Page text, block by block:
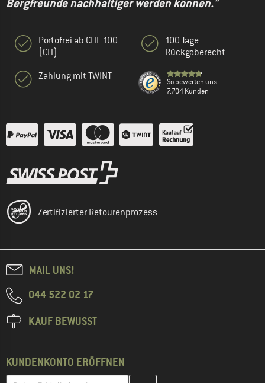
Bergfreunde nachhaltiger werden können."
Portofrei ab CHF 100
(CH)
Zahlung mit TWINT
100 Tage
Rückgaberecht
So bewerten uns
7.704 Kunden
Zertifizierter Retourenprozess
MAIL UNS!
044 522 02 17
KAUF BEWUSST
KUNDENKONTO ERÖFFNEN